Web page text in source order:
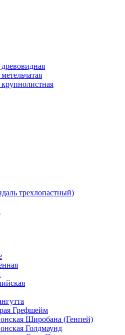
крупнолистная
трехлопастный)
Грефшейм
Широбана (Генпей)
Голдмаунд